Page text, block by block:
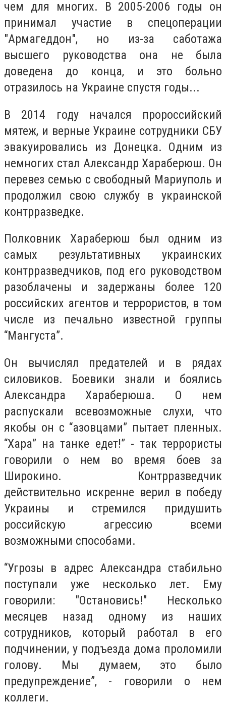
чем для многих. В 2005-2006 годы он
принимал участие в спецоперации
"Армагеддон", но из-за саботажа
высшего руководства она не была
доведена до конца, и это больно
отразилось на Украине спустя годы...
В 2014 году начался пророссийский
мятеж, и верные Украине сотрудники СБУ
эвакуировались из Донецка. Одним из
немногих стал Александр Хараберюш. Он
перевез семью с свободный Мариуполь и
продолжил свою службу в украинской
контрразведке.
Полковник Хараберюш был одним из
самых результативных украинских
контрразведчиков, под его руководством
разоблачены и задержаны более 120
российских агентов и террористов, в том
числе из печально известной группы
“Мангуста”.
Он вычислял предателей и в рядах
силовиков. Боевики знали и боялись
Александра Хараберюша. О нем
распускали всевозможные слухи, что
якобы он с “азовцами” пытает пленных.
“Хара” на танке едет!” - так террористы
говорили о нем во время боев за
Широкино. Контрразведчик
действительно искренне верил в победу
Украины и стремился придушить
российскую агрессию всеми
возможными способами.
“Угрозы в адрес Александра стабильно
поступали уже несколько лет. Ему
говорили: "Остановись!" Несколько
месяцев назад одному из наших
сотрудников, который работал в его
подчинении, у подъезда дома проломили
голову. Мы думаем, это было
предупреждение”, - говорили о нем
коллеги.